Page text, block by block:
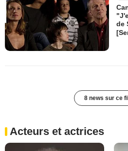
de
8 news sur ce
Acteurs et actrices